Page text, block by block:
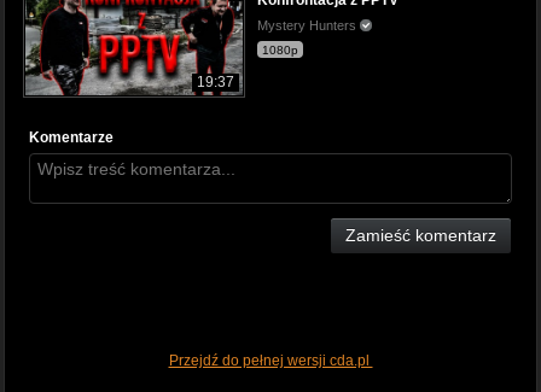
19:37
Mystery Hunters
1080p
Komentarze
Zamieść komentarz
Przejdź do pełnej wersji cda.pl